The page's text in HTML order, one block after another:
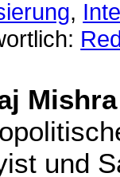
,
Mishra
und